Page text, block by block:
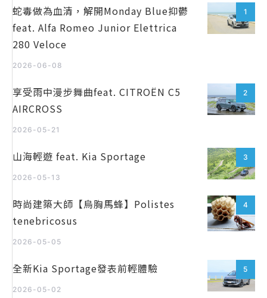
1
蛇毒做為血清，解開Monday Blue抑鬱
feat. Alfa Romeo Junior Elettrica
280 Veloce
2026-06-08
2
享受雨中漫步舞曲feat. CITROËN C5
AIRCROSS
2026-05-21
3
山海輕遊 feat. Kia Sportage
2026-05-13
4
時尚建築大師【烏胸馬蜂】Polistes
tenebricosus
2026-05-05
5
全新Kia Sportage發表前輕體驗
2026-05-02